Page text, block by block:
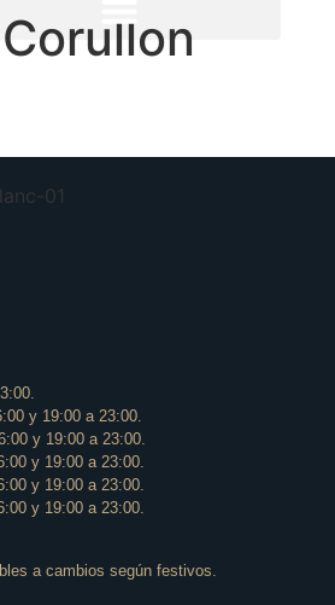
y 19:00 a 23:00.
y 19:00 a 23:00.
y 19:00 a 23:00.
y 19:00 a 23:00.
y 19:00 a 23:00.
a cambios según festivos.